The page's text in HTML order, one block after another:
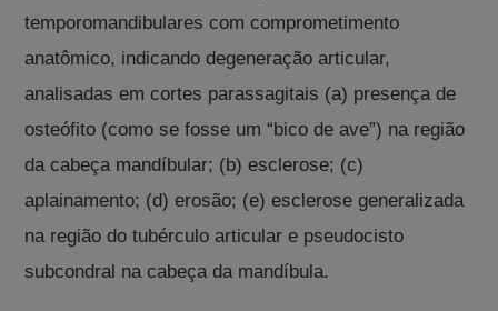
temporomandibulares com comprometimento
anatômico, indicando degeneração articular,
analisadas em cortes parassagitais (a) presença de
osteófito (como se fosse um “bico de ave”) na região
da cabeça mandíbular; (b) esclerose; (c)
aplainamento; (d) erosão; (e) esclerose generalizada
na região do tubérculo articular e pseudocisto
subcondral na cabeça da mandíbula.